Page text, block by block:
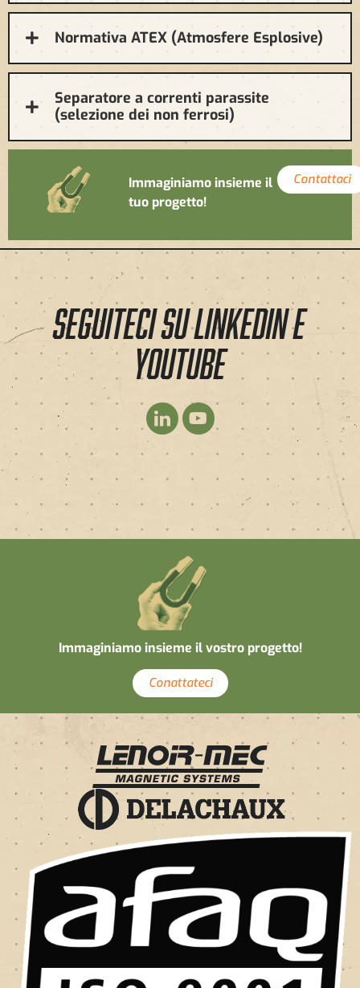
Normativa ATEX (Atmosfere Esplosive)
Separatore a correnti parassite
(selezione dei non ferrosi)
Immaginiamo insieme il
tuo progetto!
Contattaci
SEGUITECI SU LINKEDIN E
YOUTUBE
Immaginiamo insieme il vostro progetto!
Conattateci